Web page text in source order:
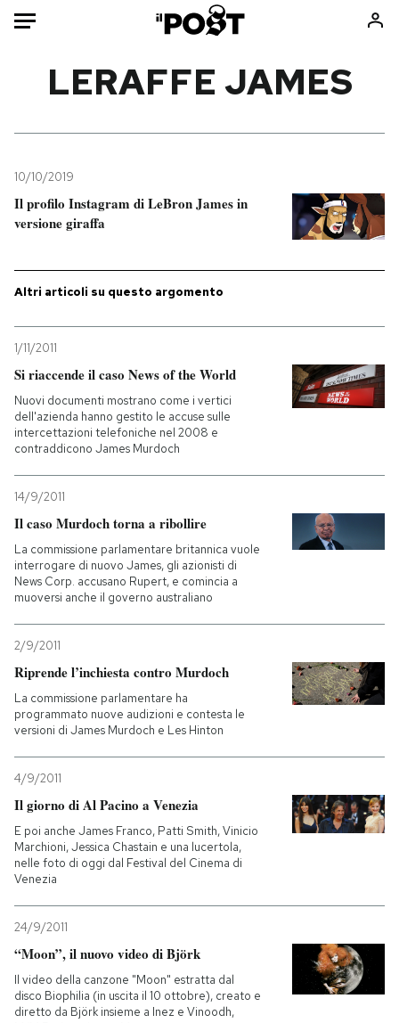
Mondo
Politica
Tecnologia
Economia
Consumismi
Altrecose
PODCAST
NEWSLETTER
I MIEI PREFERITI
CALENDARIO
AREA PERSONALE
LERAFFE JAMES
10/10/2019
Il profilo Instagram di LeBron James in
versione giraffa
Altri articoli su questo argomento
1/11/2011
Si riaccende il caso News of the World
Nuovi documenti mostrano come i vertici
dell'azienda hanno gestito le accuse sulle
intercettazioni telefoniche nel 2008 e
contraddicono James Murdoch
14/9/2011
Il caso Murdoch torna a ribollire
La commissione parlamentare britannica vuole
interrogare di nuovo James, gli azionisti di
News Corp. accusano Rupert, e comincia a
muoversi anche il governo australiano
2/9/2011
Riprende l’inchiesta contro Murdoch
La commissione parlamentare ha
programmato nuove audizioni e contesta le
versioni di James Murdoch e Les Hinton
4/9/2011
Il giorno di Al Pacino a Venezia
E poi anche James Franco, Patti Smith, Vinicio
Marchioni, Jessica Chastain e una lucertola,
nelle foto di oggi dal Festival del Cinema di
Venezia
24/9/2011
“Moon”, il nuovo video di Björk
Il video della canzone "Moon" estratta dal
disco Biophilia (in uscita il 10 ottobre), creato e
diretto da Björk insieme a Inez e Vinoodh,